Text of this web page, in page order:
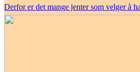
Derfor er det mange jenter som velger å